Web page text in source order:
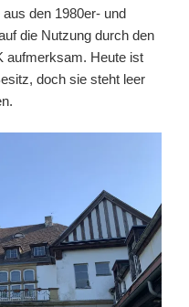
den 1980er- und
die Nutzung durch den
aufmerksam. Heute ist
doch sie steht leer